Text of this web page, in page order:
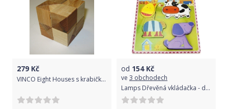
279 Kč
VINCO Eight Houses s krabičkou
od 154Kč
ve 3 obchodech
Lamps Dřevěná vkládačka - domácí zvířata